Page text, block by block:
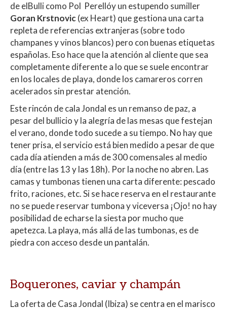
de elBulli como Pol Perellóy un estupendo sumiller
Goran Krstnovic(ex Heart) que gestiona una carta
repleta de referencias extranjeras (sobre todo
champanes y vinos blancos) pero con buenas etiquetas
españolas. Eso hace que la atención al cliente que sea
completamente diferente a lo que se suele encontrar
en los locales de playa, donde los camareros corren
acelerados sin prestar atención.
Este rincón de cala Jondal es un remanso de paz, a
pesar del bullicio y la alegría de las mesas que festejan
el verano, donde todo sucede a su tiempo. No hay que
tener prisa, el servicio está bien medido a pesar de que
cada día atienden a más de 300 comensales al medio
día (entre las 13 y las 18h). Por la noche no abren. Las
camas y tumbonas tienen una carta diferente: pescado
frito, raciones, etc. Si se hace reserva en el restaurante
no se puede reservar tumbona y viceversa ¡Ojo! no hay
posibilidad de echarse la siesta por mucho que
apetezca. La playa, más allá de las tumbonas, es de
piedra con acceso desde un pantalán.
Boquerones, caviar y champán
La oferta de Casa Jondal (Ibiza) se centra en el marisco